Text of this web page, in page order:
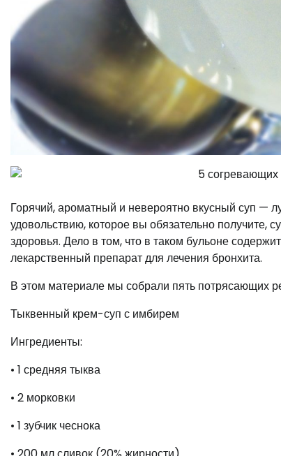
Горячий, ароматный и невероятно вкусный суп —
удовольствию, которое вы обязательно
здоровья. Дело в том, что в таком бульоне
лекарственный препарат для лечения бронхита.
В этом материале мы собрали пять потрясающих
Тыквенный крем-суп с имбирем
Ингредиенты:
• 1 средняя тыква
• 2 морковки
• 1 зубчик чеснока